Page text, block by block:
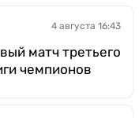
4 августа 16:43
матч третьего
чемпионов